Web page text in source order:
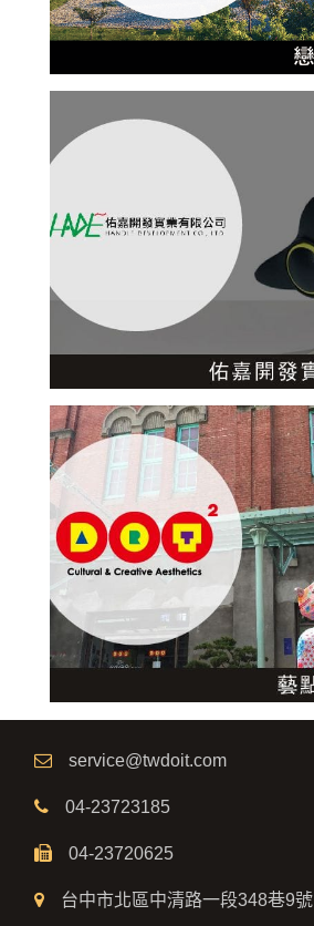
service@twdoit.com
04-23723185
04-23720625
台中市北區中清路一段348巷9號